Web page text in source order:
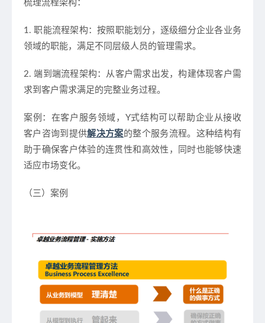
梳理流程架构：
1. 职能流程架构：按照职能划分，逐级细分企业各业务
领域的职能，满足不同层级人员的管理需求。
2. 端到端流程架构：从客户需求出发，构建体现客户需
求到客户需求满足的完整业务过程。
案例： 在客户服务领域，Y式结构可以帮助企业从接收
客户咨询到提供解决方案 的整个服务流程。这种结构有
助于确保客户体验的连贯性和高效性，同时也能够快速
适应市场变化。
（三）案例